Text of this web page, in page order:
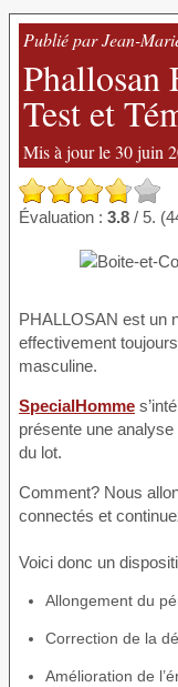
Publié par Jean-
Phallosan
Test et
Mis à jour le 30 juin
Évaluation : 3.8 / 5.
PHALLOSAN est un
effectivement
masculine.
SpecialHomme
présente une analyse
du lot.
Comment? Nous
connectés et
Voici donc un
Allongement du
Correction de la
Amélioration de